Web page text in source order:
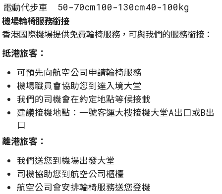
電動代步車
50-70cm100-130cm40-100kg
機場輪椅服務銜接
香港國際機場提供免費輪椅服務，可與我們的服務銜接：
抵港旅客：
可預先向航空公司申請輪椅服務
機場職員會協助您到達入境大堂
我們的司機會在約定地點等候接載
建議接機地點：一號客運大樓接機大堂A出口或B出
口
離港旅客：
我們送您到機場出發大堂
司機協助您到航空公司櫃檯
航空公司會安排輪椅服務送您登機